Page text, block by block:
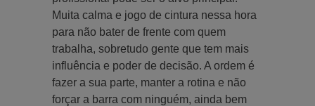
Muita calma e jogo de cintura nessa hora
para não bater de frente com quem
trabalha, sobretudo gente que tem mais
influência e poder de decisão. A ordem é
fazer a sua parte, manter a rotina e não
forçar a barra com ninguém, ainda bem